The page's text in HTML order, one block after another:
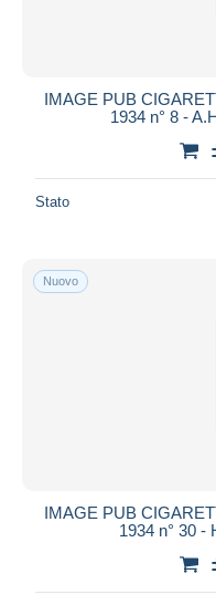
IMAGE PUB
1934 n° 8 -
Stato
Nuovo
IMAGE PUB
1934 n° 30 -